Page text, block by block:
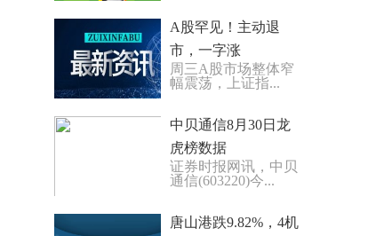
A股罕见！主动退
市，一字涨
停！“688”行情被点燃
周三A股市场整体窄
幅震荡，上证指...
中贝通信8月30日龙
虎榜数据
证券时报网讯，中贝
通信(603220)今...
唐山港跌9.82%，4机